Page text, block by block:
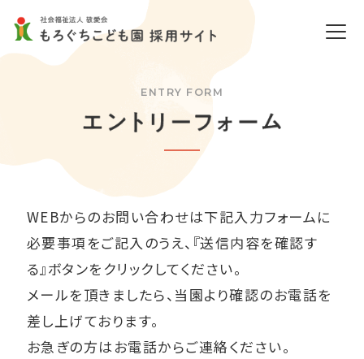
ENTRY FORM
WEBからのお問い合わせは下記入力フォームに
必要事項をご記入のうえ、 『送信内容を確認す
る』ボタンをクリックしてください。
メールを頂きましたら、当園より確認のお電話を
差し上げております。
お急ぎの方はお電話からご連絡ください。